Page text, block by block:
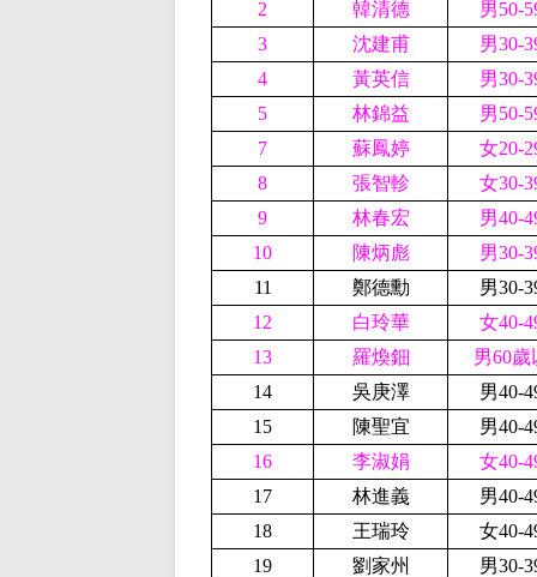
2 韓清德
男50-
3
沈建甫
男30-
4
黃英信
男30-
5
林錦益
男50-
7
蘇鳳婷
女20-
8
張智軫
女30-
9
林春宏
男40-
10
陳炳彪
男30-
11
鄭德勳
男30-
12
白玲華
女40-
13
羅煥鈿
男60歲
14
吳庚澤
男40-
15
陳聖宜
男40-
16
李淑娟
女40-
17
林進義
男40-
18
王瑞玲
女40-
19
劉家州
男30-